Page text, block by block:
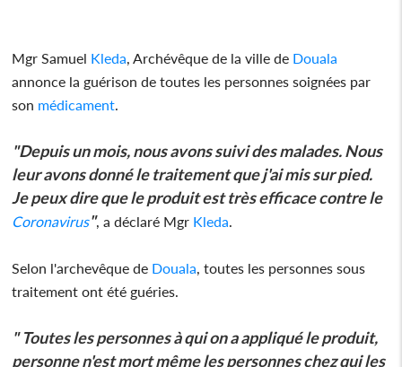
Mgr Samuel Kleda, Archévêque de la ville de Douala
annonce la guérison de toutes les personnes soignées par
son médicament.
"Depuis un mois, nous avons suivi des malades. Nous
leur avons donné le traitement que j'ai mis sur pied.
Je peux dire que le produit est très efficace contre le
Coronavirus", a déclaré Mgr Kleda.
Selon l'archevêque de Douala, toutes les personnes sous
traitement ont été guéries.
" Toutes les personnes à qui on a appliqué le produit,
personne n'est mort même les personnes chez qui les